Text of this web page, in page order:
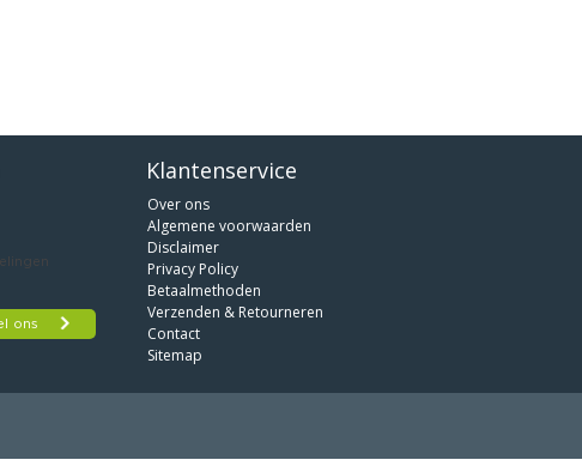
Klantenservice
Over ons
Algemene voorwaarden
Disclaimer
Privacy Policy
Betaalmethoden
Verzenden & Retourneren
Contact
Sitemap